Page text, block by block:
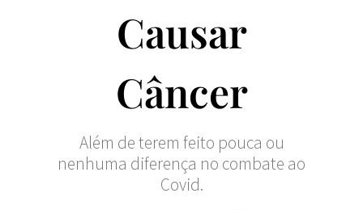
Causar
Câncer
Além de terem feito pouca ou
nenhuma diferença no combate ao
Covid.